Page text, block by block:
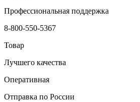
Профессиональная поддержка
8-800-550-5367
Товар
Лучшего качества
Оперативная
Отправка по России